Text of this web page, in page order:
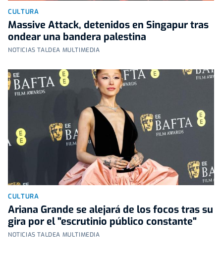
CULTURA
Massive Attack, detenidos en Singapur tras
ondear una bandera palestina
NOTICIAS TALDEA MULTIMEDIA
CULTURA
Ariana Grande se alejará de los focos tras su
gira por el "escrutinio público constante"
NOTICIAS TALDEA MULTIMEDIA